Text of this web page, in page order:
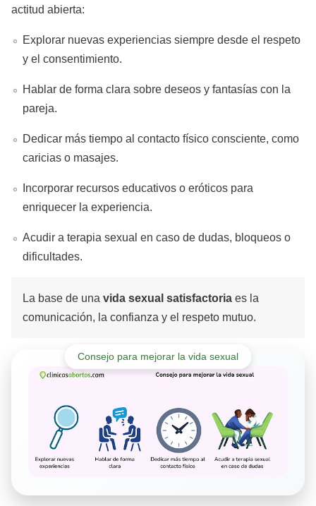
actitud abierta:
Explorar nuevas experiencias siempre desde el respeto
y el consentimiento.
Hablar de forma clara sobre deseos y fantasías con la
pareja.
Dedicar más tiempo al contacto físico consciente, como
caricias o masajes.
Incorporar recursos educativos o eróticos para
enriquecer la experiencia.
Acudir a terapia sexual en caso de dudas, bloqueos o
dificultades.
La base de una vida sexual satisfactoria es la
comunicación, la confianza y el respeto mutuo.
Consejo para mejorar la vida sexual